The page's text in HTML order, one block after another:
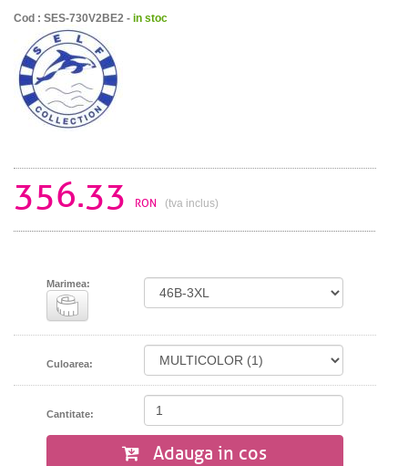
Cod : SES-730V2BE2 - in stoc
356.33 RON (tva inclus)
Marimea:
Culoarea:
Cantitate:
Adauga in cos